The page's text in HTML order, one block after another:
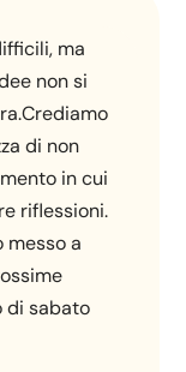
ma
non si
di non
in cui
riflessioni.
messo a
di sabato